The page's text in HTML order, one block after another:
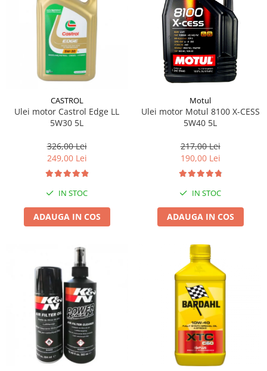
CASTROL
Ulei motor Castrol Edge LL
5W30 5L
326,00 Lei
249,00 Lei
IN STOC
ADAUGA IN COS
Motul
Ulei motor Motul 8100 X-CESS
5W40 5L
217,00 Lei
190,00 Lei
IN STOC
ADAUGA IN COS